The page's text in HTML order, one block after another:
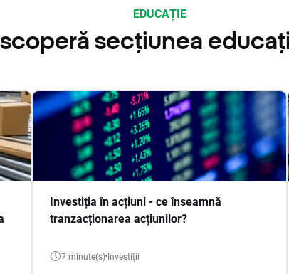
EDUCAȚIE
secțiunea
Investiția în acțiuni - ce înseamnă
tranzacționarea acțiunilor?
7 minute(s) Investiții